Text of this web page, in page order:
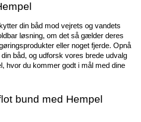
din båd mod vejrets og vandets
løsning, om det så gælder deres
eller noget fjerde. Opnå
båd, og udforsk vores brede udvalg
hvor du kommer godt i mål med dine
bund med Hempel